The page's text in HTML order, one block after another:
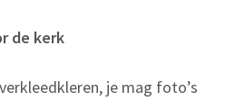
de kerk
je mag foto’s